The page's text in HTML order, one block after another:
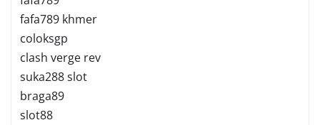
fafa789 khmer
coloksgp
clash verge rev
suka288 slot
braga89
slot88